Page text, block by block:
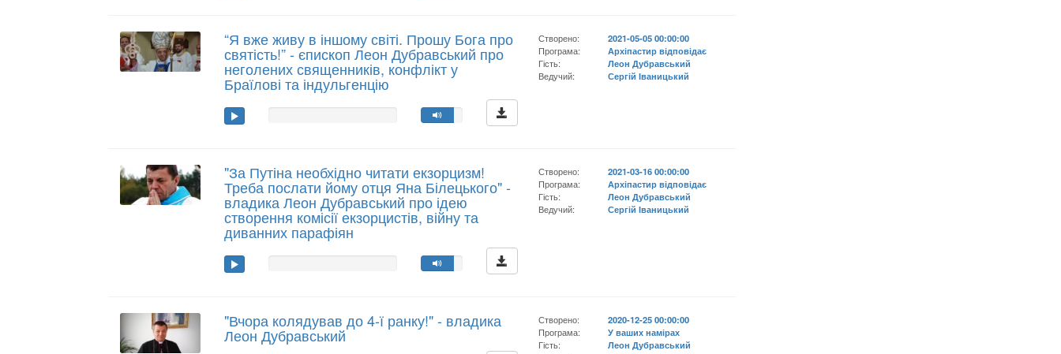
“Я вже живу в іншому світі. Прошу Бога про
святість!” - єпископ Леон Дубравський про
неголених священників, конфлікт у
Браїлові та індульгенцію
Створено:
2021-05-05 00:00:00
Програма:
Архіпастир відповідає
Гість:
Леон Дубравський
Ведучий:
Сергій Іваницький
"За Путіна необхідно читати екзорцизм!
Треба послати йому отця Яна Білецького" -
владика Леон Дубравський про ідею
створення комісії екзорцистів, війну та
диванних парафіян
Створено:
2021-03-16 00:00:00
Програма:
Архіпастир відповідає
Гість:
Леон Дубравський
Ведучий:
Сергій Іваницький
"Вчора колядував до 4-ї ранку!" - владика
Леон Дубравський
Створено:
2020-12-25 00:00:00
Програма:
У ваших намірах
Гість:
Леон Дубравський